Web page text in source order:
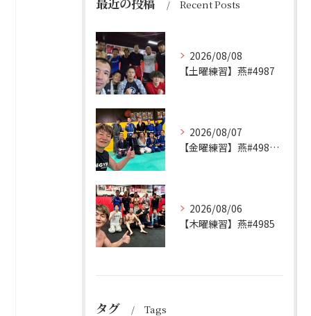
Recent Posts
2026/08/08
【土曜練習】燕#4987
2026/08/07
【金曜練習】燕#4986見附#493
2026/08/06
【木曜練習】燕#4985
タグ Tags